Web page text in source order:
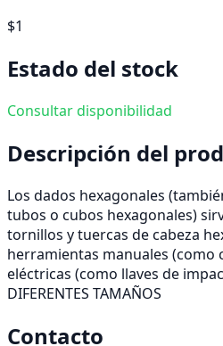
$1
Estado del stock
Consultar disponibilidad
Descripción del
Los dados hexagonales
tubos o cubos hexagonales)
tornillos y tuercas de cabeza
herramientas manuales (como
eléctricas (como llaves de
DIFERENTES TAMAÑOS
Contacto